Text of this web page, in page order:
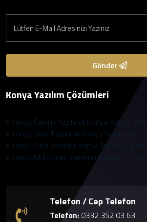
Gönder
Konya Yazılım Çözümleri
Konya Gelinlik Yazılımı Konya Kafe &
Konya Web Tasarım Konya Yazılım
Konya Özel Yazılım Konya Mobil
Konya Muhasebe Yazılımı Konya E-
Telefon / Cep Telefon
Telefon: 0332 352 03 63